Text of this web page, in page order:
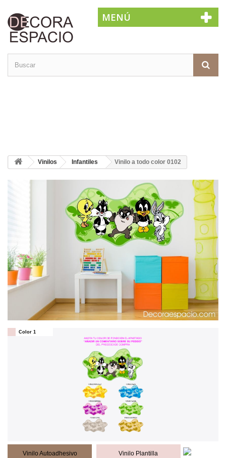
MENÚ
Vinilos Infantiles Vinilo a todo color 0102
Color 1
Vinilo Autoadhesivo Vinilo Plantilla